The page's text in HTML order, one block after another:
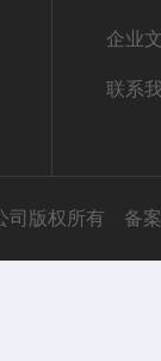
企业
联系
司版权所有 备